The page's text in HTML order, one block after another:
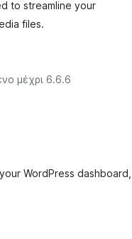
to streamline your
files.
μέχρι 6.6.6
WordPress dashboard,